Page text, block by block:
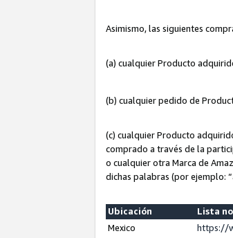
Asimismo, las siguientes
(a) cualquier Producto
(b) cualquier pedido de
(c) cualquier Producto
comprado a través de la
o cualquier otra Marca de
dichas palabras (por ejemplo:
Ubicación
Lista
Mexico
https://